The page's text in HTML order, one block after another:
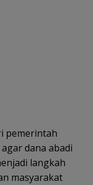
pemerintah
dana abadi
langkah
masyarakat